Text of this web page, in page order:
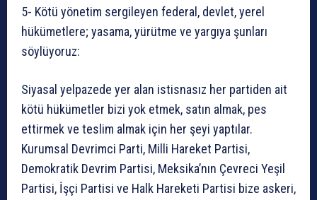
5- Kötü yönetim sergileyen federal, devlet, yerel
hükümetlere; yasama, yürütme ve yargıya şunları
söylüyoruz:
Siyasal yelpazede yer alan istisnasız her partiden ait
kötü hükümetler bizi yok etmek, satın almak, pes
ettirmek ve teslim almak için her şeyi yaptılar.
Kurumsal Devrimci Parti, Milli Hareket Partisi,
Demokratik Devrim Partisi, Meksika’nın Çevreci Yeşil
Partisi, İşçi Partisi ve Halk Hareketi Partisi bize askeri,